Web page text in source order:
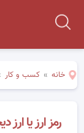
خانه » کسب و کار
رمز ارز یا